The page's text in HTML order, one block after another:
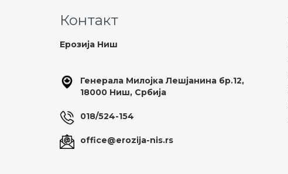
Контакт
Ерозија Ниш
Генерала Милојка Лешјанина бр.12,
18000 Ниш, Србија
018/524-154
office@erozija-nis.rs